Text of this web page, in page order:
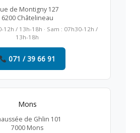
de Montigny 127
6200 Châtelineau
12h / 13h-18h · Sam : 07h30-12h /
13h-18h
071 / 39 66 91
Mons
de Ghlin 101
7000 Mons